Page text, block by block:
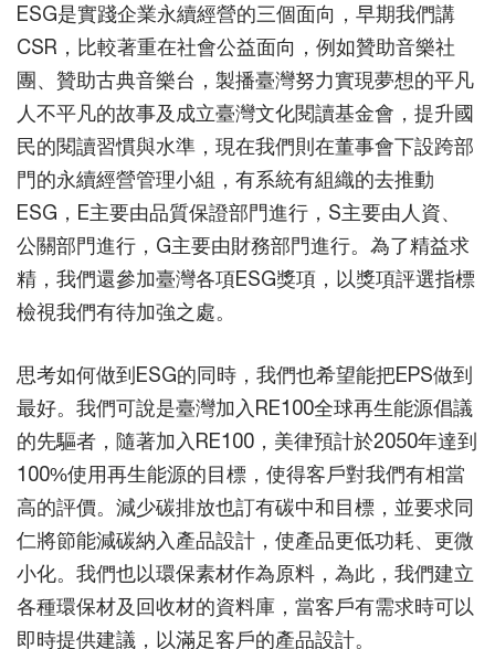
ESG是實踐企業永續經營的三個面向，早期我們講
CSR，比較著重在社會公益面向，例如贊助音樂社
團、贊助古典音樂台，製播臺灣努力實現夢想的平凡
人不平凡的故事及成立臺灣文化閱讀基金會，提升國
民的閱讀習慣與水準，現在我們則在董事會下設跨部
門的永續經營管理小組，有系統有組織的去推動
ESG，E主要由品質保證部門進行，S主要由人資、
公關部門進行，G主要由財務部門進行。為了精益求
精，我們還參加臺灣各項ESG獎項，以獎項評選指標
檢視我們有待加強之處。
思考如何做到ESG的同時，我們也希望能把EPS做到
最好。我們可說是臺灣加入RE100全球再生能源倡議
的先驅者，隨著加入RE100，美律預計於2050年達到
100%使用再生能源的目標，使得客戶對我們有相當
高的評價。減少碳排放也訂有碳中和目標，並要求同
仁將節能減碳納入產品設計，使產品更低功耗、更微
小化。我們也以環保素材作為原料，為此，我們建立
各種環保材及回收材的資料庫，當客戶有需求時可以
即時提供建議，以滿足客戶的產品設計。